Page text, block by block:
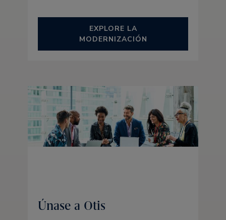
EXPLORE LA
MODERNIZACIÓN
Únase a Otis